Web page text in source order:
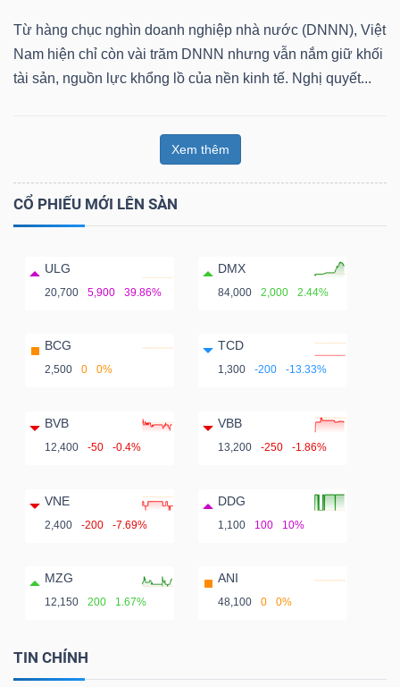
Từ hàng chục nghìn doanh nghiệp nhà nước (DNNN), Việt
Nam hiện chỉ còn vài trăm DNNN nhưng vẫn nắm giữ khối
tài sản, nguồn lực khổng lồ của nền kinh tế. Nghị quyết...
Xem thêm
CỔ PHIẾU MỚI LÊN SÀN
ULG
20,700 5,900 39.86%
DMX
84,000 2,000 2.44%
BCG
2,500 0 0%
TCD
1,300 -200 -13.33%
BVB
12,400 -50 -0.4%
VBB
13,200 -250 -1.86%
VNE
2,400 -200 -7.69%
DDG
1,100 100 10%
MZG
12,150 200 1.67%
ANI
48,100 0 0%
TIN CHÍNH